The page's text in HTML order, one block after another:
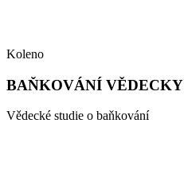
Koleno
BAŇKOVÁNÍ VĚDECKY
Vědecké studie o baňkování